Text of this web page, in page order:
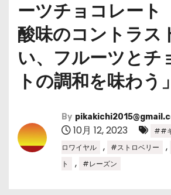
ーツチョコレート
酸味のコントラス
い、フルーツとチ
トの調和を味わう」
By
10月 12, 2023 ##
ロワイヤル
, #ストロベリー ,
ト
, #レーズン